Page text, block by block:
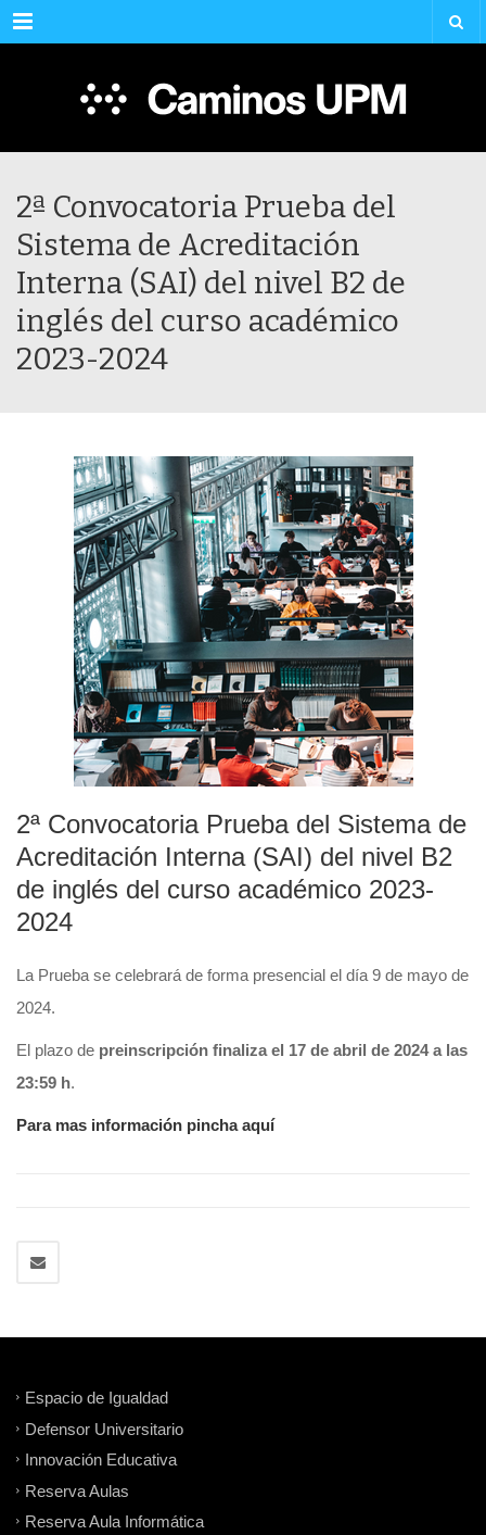
Menu
2ª Convocatoria Prueba del
Sistema de Acreditación
Interna (SAI) del nivel B2 de
inglés del curso académico
2023-2024
2ª Convocatoria Prueba del Sistema de
Acreditación Interna (SAI) del nivel B2
de inglés del curso académico 2023-
2024
La Prueba se celebrará de forma presencial el día 9 de mayo de
2024.
El plazo de preinscripción finaliza el 17 de abril de 2024 a las
23:59 h.
Para mas información pincha aquí
Espacio de Igualdad
Defensor Universitario
Innovación Educativa
Reserva Aulas
Reserva Aula Informática